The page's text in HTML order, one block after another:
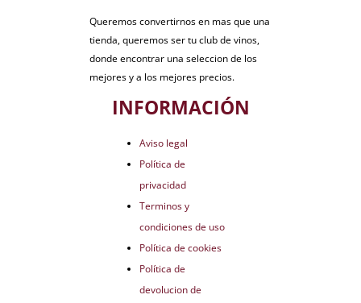
Queremos convertirnos en mas que una
tienda, queremos ser tu club de vinos,
donde encontrar una seleccion de los
mejores y a los mejores precios.
INFORMACIÓN
Aviso legal
Política de
privacidad
Terminos y
condiciones de uso
Política de cookies
Política de
devolucion de